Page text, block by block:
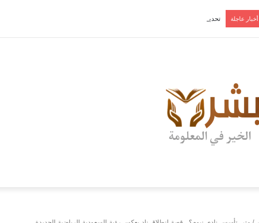
أخبار عاجلة تحديث ببجي موبايل 4.2 الجديد.. رحلة “نشأة برايم-وود” التي غيّرت وجه إرانجل إلى الأبد